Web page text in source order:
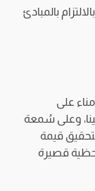
بالمبادئ
على
وعلى سُمعة
قيمة
قصيرة